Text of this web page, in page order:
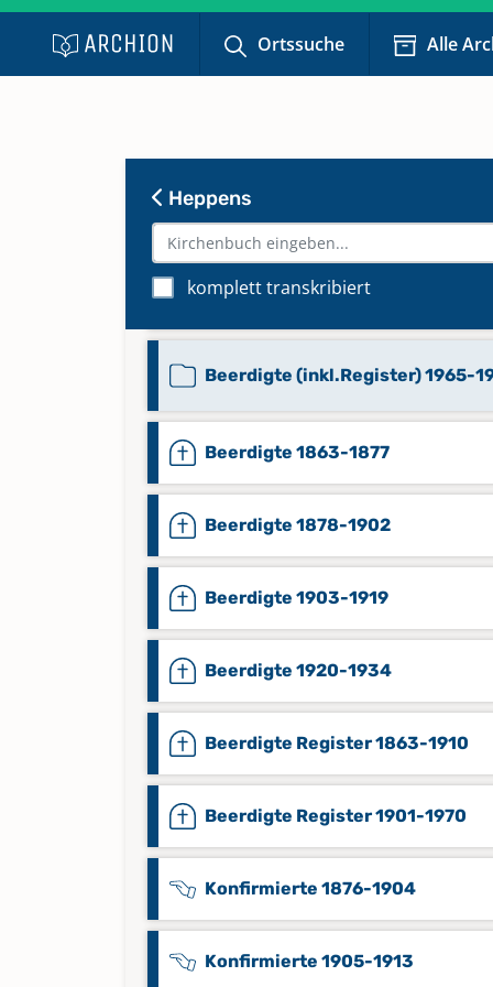
Ortssuche Alle
Heppens
komplett transkribiert
Beerdigte (inkl.Register) 1953-
Beerdigte (inkl.Register) 1965-
Beerdigte 1863-1877
Beerdigte 1878-1902
Beerdigte 1903-1919
Beerdigte 1920-1934
Beerdigte Register 1863-1910
Beerdigte Register 1901-1970
Konfirmierte 1876-1904
Konfirmierte 1905-1913